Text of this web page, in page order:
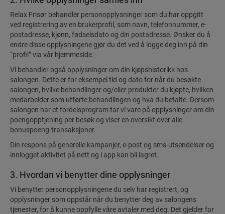
Relax Frisør behandler personopplysninger som du har oppgitt
ved registrering av en brukerprofil, som navn, telefonnummer, e-
postadresse, kjønn, fødselsdato og din postadresse. Ønsker du å
endre disse opplysningene gjør du det ved å logge deg inn på din
“profil” via vår hjemmeside.
Vi behandler også opplysninger om din kjøpshistorikk hos
salongen. Dette er for eksempel tid og dato for når du besøkte
salongen, hvilke behandlinger og/eller produkter du kjøpte, hvilken
medarbeider som utførte behandlingen og hva du betalte. Dersom
salongen har et fordelsprogram tar vi vare på opplysninger om din
poengopptjening per besøk og viser en oversikt over alle
bonuspoeng-transaksjoner.
Din respons på generelle kampanjer, e-post og sms-utsendelser og
innlogget aktivitet på nett og i app kan bli lagret.
3. Hvordan vi benytter dine opplysninger
Vi benytter personopplysningene du selv har registrert, og
opplysninger som oppstår når du benytter deg av salongens
tjenester, for å kunne oppfylle våre avtaler med deg. Det gjelder for